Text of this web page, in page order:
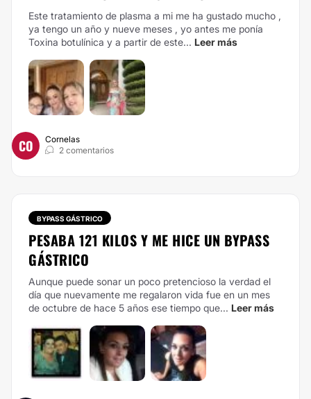
Este tratamiento de plasma a mi me ha gustado mucho ,
ya tengo un año y nueve meses , yo antes me ponía
Toxina botulínica y a partir de este... Leer más
CO
Cornelas
2 comentarios
BYPASS GÁSTRICO
PESABA 121 KILOS Y ME HICE UN BYPASS
GÁSTRICO
Aunque puede sonar un poco pretencioso la verdad el
día que nuevamente me regalaron vida fue en un mes
de octubre de hace 5 años ese tiempo que... Leer más